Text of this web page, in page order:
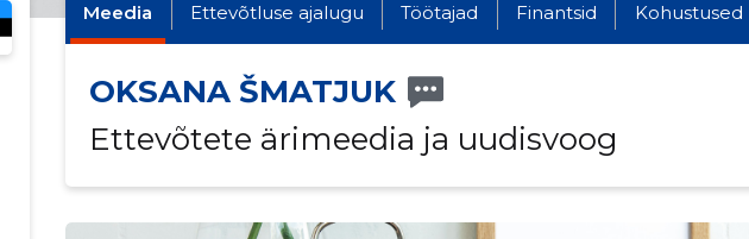
Meedia Ettevõtluse ajalugu Töötajad Finantsid Kohustused
OKSANA ŠMATJUK
Ettevõtete ärimeedia ja uudisvoog